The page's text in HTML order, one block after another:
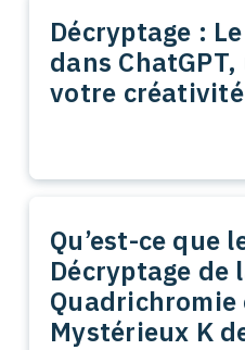
Décryptage :
dans
votre créativité
Qu’est-ce que
Décryptage de
Quadrichromie
Mystérieux K